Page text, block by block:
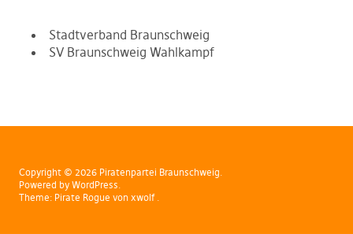
Stadtverband Braunschweig
SV Braunschweig Wahlkampf
Copyright © 2026 Piratenpartei Braunschweig
Powered by WordPress
Theme: Pirate Rogue von xwolf